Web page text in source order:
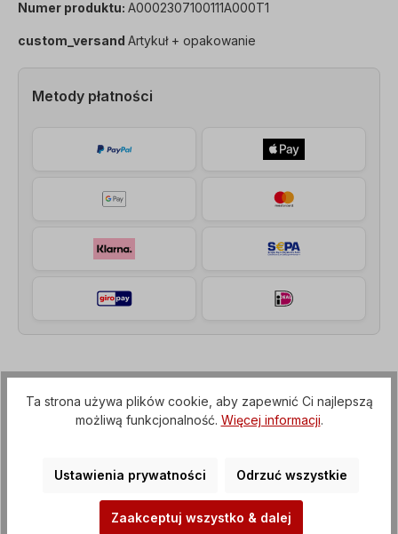
Numer produktu: A0002307100111A000T1
custom_versand Artykuł + opakowanie
Metody płatności
Motoreduktor walcowy (przekładnia z kołnierzem
Pliki do pobrania
Ta strona używa plików cookie, aby zapewnić Ci najlepszą
możliwą funkcjonalność. Więcej informacji.
Ustawienia prywatności Odrzuć wszystkie
Zaakceptuj wszystko & dalej